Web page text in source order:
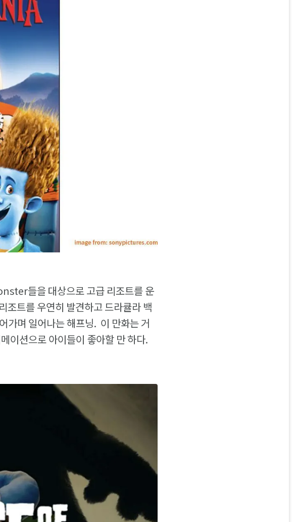
들을 대상으로 고급 리조트를 운
조트를 우연히 발견하고 드라큘라 백
가며 일어나는 해프닝. 이 만화는 거
이션으로 아이들이 좋아할 만 하다.